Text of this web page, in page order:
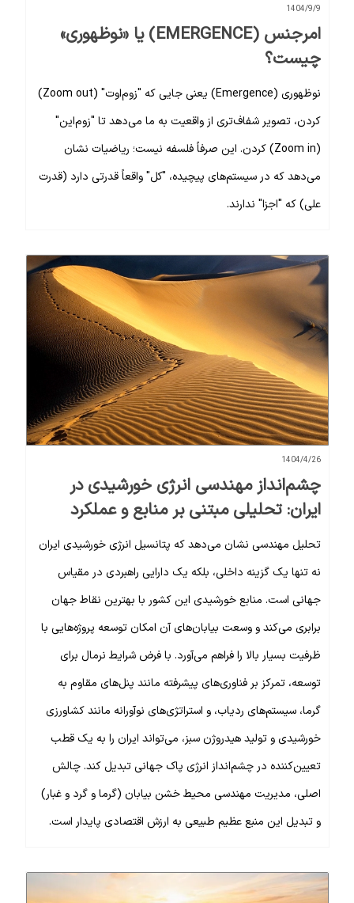
1404/9/9
امرجنس (EMERGENCE) یا «نوظهوری»
چیست؟
نوظهوری (Emergence) یعنی جایی که "زوم‌اوت" (Zoom out)
کردن، تصویر شفاف‌تری از واقعیت به ما می‌دهد تا "زوم‌این"
(Zoom in) کردن. این صرفاً فلسفه نیست؛ ریاضیات نشان
می‌دهد که در سیستم‌های پیچیده، "کل" واقعاً قدرتی دارد (قدرت
علی) که "اجزا" ندارند.
1404/4/26
چشم‌انداز مهندسی انرژی خورشیدی در
ایران: تحلیلی مبتنی بر منابع و عملکرد
تحلیل مهندسی نشان می‌دهد که پتانسیل انرژی خورشیدی ایران
نه تنها یک گزینه داخلی، بلکه یک دارایی راهبردی در مقیاس
جهانی است. منابع خورشیدی این کشور با بهترین نقاط جهان
برابری می‌کند و وسعت بیابان‌های آن امکان توسعه پروژه‌هایی با
ظرفیت بسیار بالا را فراهم می‌آورد. با فرض شرایط نرمال برای
توسعه، تمرکز بر فناوری‌های پیشرفته مانند پنل‌های مقاوم به
گرما، سیستم‌های ردیاب، و استراتژی‌های نوآورانه مانند کشاورزی
خورشیدی و تولید هیدروژن سبز، می‌تواند ایران را به یک قطب
تعیین‌کننده در چشم‌انداز انرژی پاک جهانی تبدیل کند. چالش
اصلی، مدیریت مهندسی محیط خشن بیابان (گرما و گرد و غبار)
و تبدیل این منبع عظیم طبیعی به ارزش اقتصادی پایدار است.